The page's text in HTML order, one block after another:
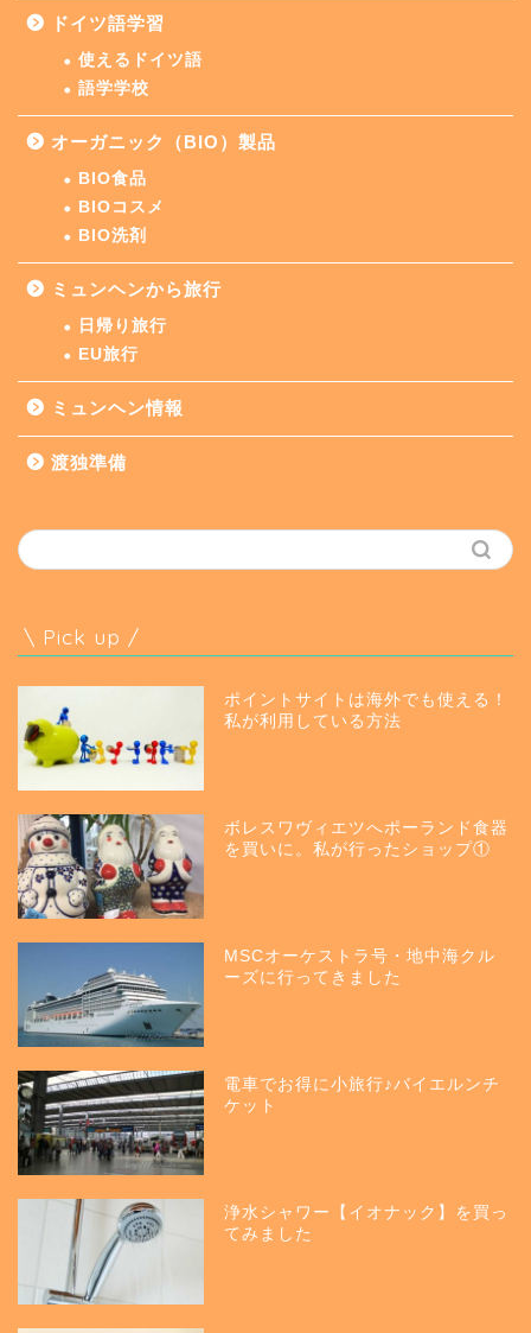
ドイツ語学習
使えるドイツ語
語学学校
オーガニック（BIO）製品
BIO食品
BIOコスメ
BIO洗剤
ミュンヘンから旅行
日帰り旅行
EU旅行
ミュンヘン情報
渡独準備
\ Pick up /
ポイントサイトは海外でも使える！
私が利用している方法
ボレスワヴィエツへポーランド食器
を買いに。私が行ったショップ①
MSCオーケストラ号・地中海クル
ーズに行ってきました
電車でお得に小旅行♪バイエルンチ
ケット
浄水シャワー【イオナック】を買っ
てみました